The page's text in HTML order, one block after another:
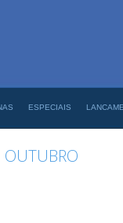
ESPECIAIS
OUTUBRO